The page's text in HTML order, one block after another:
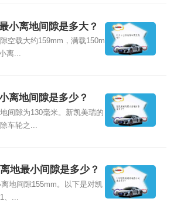
小离地间隙是多大？
空载大约159mm，满载150m
离...
离地间隙是多少？
间隙为130毫米。新凯美瑞的
车轮之...
地最小间隙是多少？
地间隙155mm。以下是对凯
...